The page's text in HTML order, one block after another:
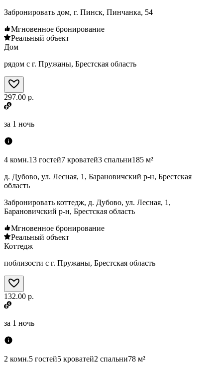
Забронировать дом, г. Пинск, Пинчанка, 54
Мгновенное бронирование
Реальный объект
Дом
рядом с г. Пружаны, Брестская область
297.00 р.
за 1 ночь
4 комн.13 гостей7 кроватей3 спальни185 м²
д. Дубово, ул. Лесная, 1, Барановичский р-н, Брестская
область
Забронировать коттедж, д. Дубово, ул. Лесная, 1,
Барановичский р-н, Брестская область
Мгновенное бронирование
Реальный объект
Коттедж
поблизости с г. Пружаны, Брестская область
132.00 р.
за 1 ночь
2 комн.5 гостей5 кроватей2 спальни78 м²